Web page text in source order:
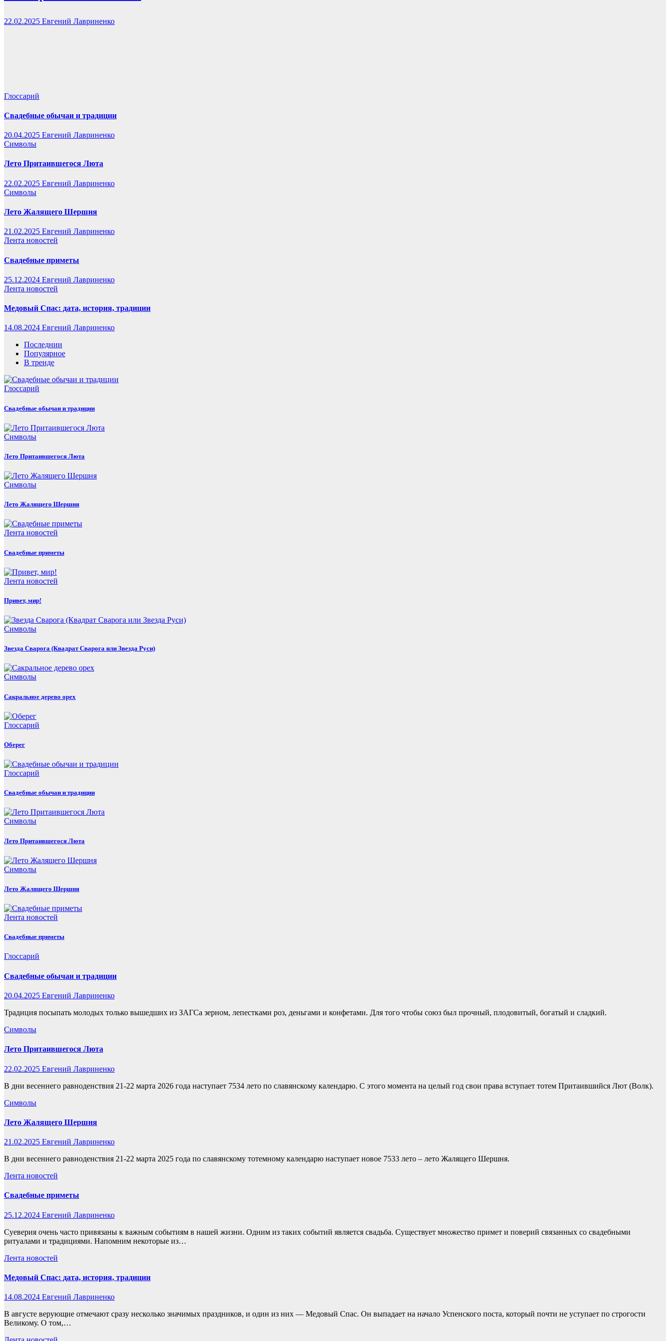
22.02.2025 Евгений Лавриненко
Глоссарий
Свадебные обычаи и традиции
20.04.2025 Евгений Лавриненко
Символы
Лето Притаившегося Люта
22.02.2025 Евгений Лавриненко
Символы
Лето Жалящего Шершня
21.02.2025 Евгений Лавриненко
Лента новостей
Свадебные приметы
25.12.2024 Евгений Лавриненко
Лента новостей
Медовый Спас: дата, история, традиции
14.08.2024 Евгений Лавриненко
Последнии
Популярное
В тренде
Глоссарий
Свадебные обычаи и традиции
Символы
Лето Притаившегося Люта
Символы
Лето Жалящего Шершня
Лента новостей
Свадебные приметы
Лента новостей
Привет, мир!
Символы
Звезда Сварога (Квадрат Сварога или Звезда Руси)
Символы
Сакральное дерево орех
Глоссарий
Оберег
Глоссарий
Свадебные обычаи и традиции
Символы
Лето Притаившегося Люта
Символы
Лето Жалящего Шершня
Лента новостей
Свадебные приметы
Глоссарий
Свадебные обычаи и традиции
20.04.2025 Евгений Лавриненко
Традиция посыпать молодых только вышедших из ЗАГСа зерном, лепестками роз, деньгами и конфетами. Для того чтобы союз был прочный, плодовитый, богатый и сладкий.
Символы
Лето Притаившегося Люта
22.02.2025 Евгений Лавриненко
В дни весеннего равноденствия 21-22 марта 2026 года наступает 7534 лето по славянскому календарю. С этого момента на целый год свои права вступает тотем Притаившийся Лют (Волк).
Символы
Лето Жалящего Шершня
21.02.2025 Евгений Лавриненко
В дни весеннего равноденствия 21-22 марта 2025 года по славянскому тотемному календарю наступает новое 7533 лето – лето Жалящего Шершня.
Лента новостей
Свадебные приметы
25.12.2024 Евгений Лавриненко
Суеверия очень часто привязаны к важным событиям в нашей жизни. Одним из таких событий является свадьба. Существует множество примет и поверий связанных со свадебными
ритуалами и традициями. Напомним некоторые из…
Лента новостей
Медовый Спас: дата, история, традиции
14.08.2024 Евгений Лавриненко
В августе верующие отмечают сразу несколько значимых праздников, и один из них — Медовый Спас. Он выпадает на начало Успенского поста, который почти не уступает по строгости
Великому. О том,…